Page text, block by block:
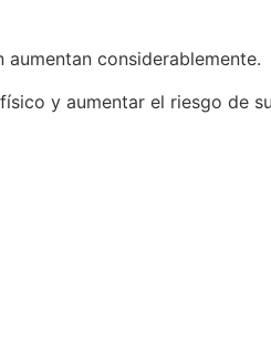
considerablemente.
y aumentar el riesgo de